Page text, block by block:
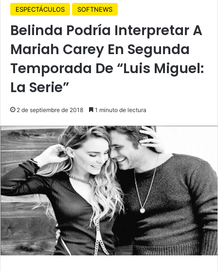
ESPECTÁCULOS SOFTNEWS
Belinda Podría Interpretar A
Mariah Carey En Segunda
Temporada De “Luis Miguel:
La Serie”
2 de septiembre de 2018 1 minuto de lectura